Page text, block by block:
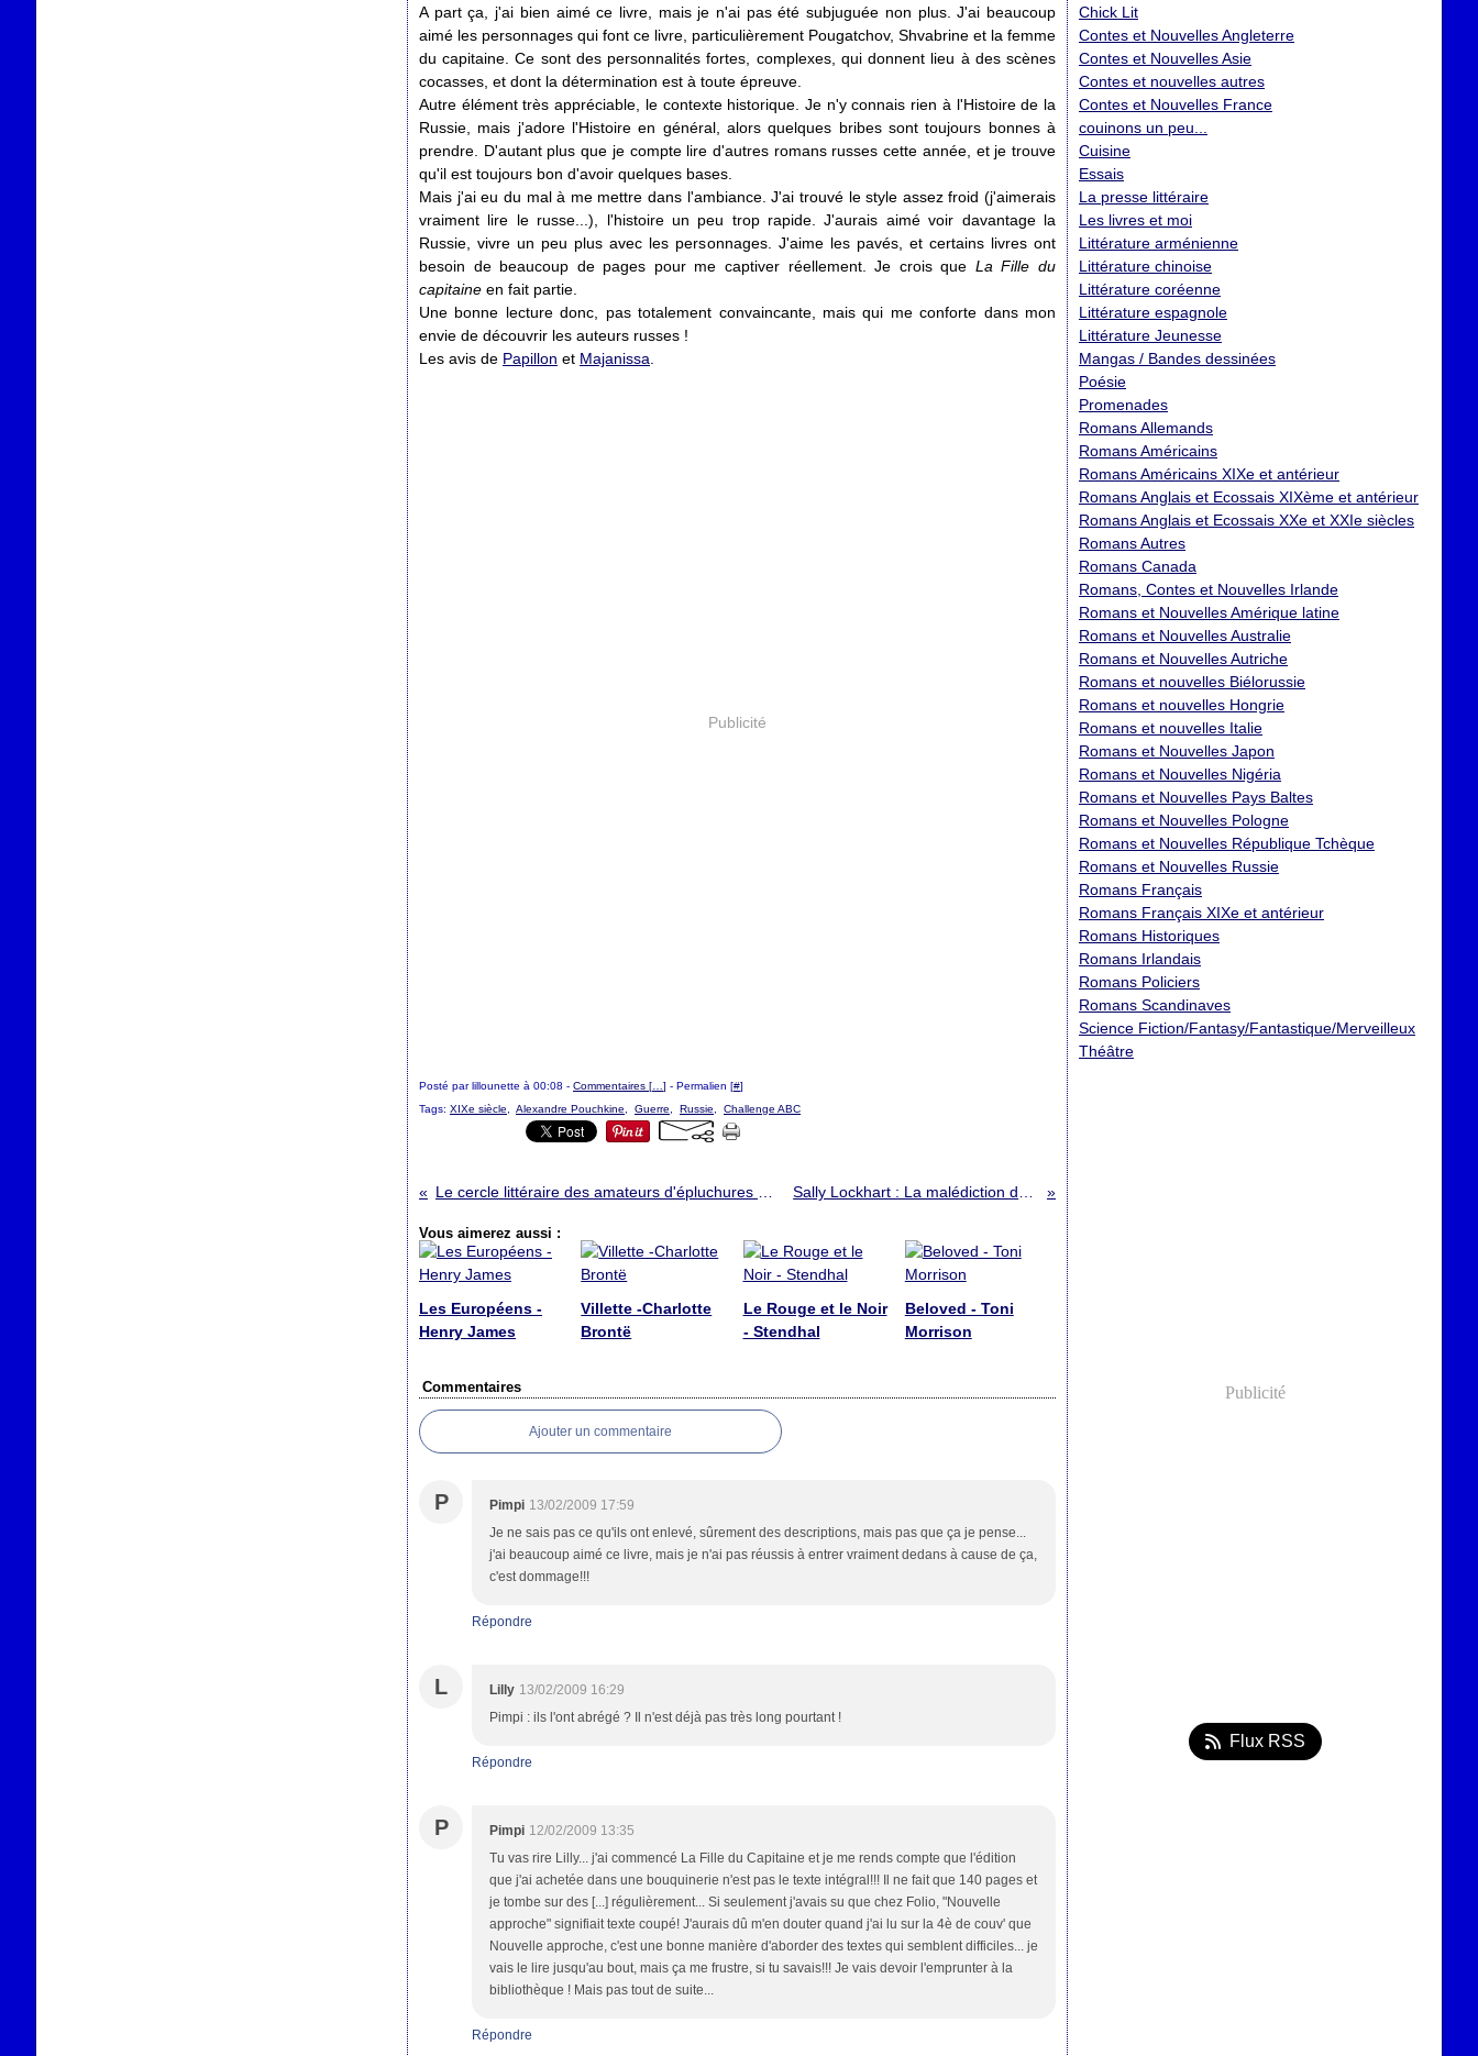
A part ça, j'ai bien aimé ce livre, mais je n'ai pas été subjuguée non plus. J'ai beaucoup
aimé les personnages qui font ce livre, particulièrement Pougatchov, Shvabrine et la femme
du capitaine. Ce sont des personnalités fortes, complexes, qui donnent lieu à des scènes
cocasses, et dont la détermination est à toute épreuve.
Autre élément très appréciable, le contexte historique. Je n'y connais rien à l'Histoire de la
Russie, mais j'adore l'Histoire en général, alors quelques bribes sont toujours bonnes à
prendre. D'autant plus que je compte lire d'autres romans russes cette année, et je trouve
qu'il est toujours bon d'avoir quelques bases.
Mais j'ai eu du mal à me mettre dans l'ambiance. J'ai trouvé le style assez froid (j'aimerais
vraiment lire le russe...), l'histoire un peu trop rapide. J'aurais aimé voir davantage la
Russie, vivre un peu plus avec les personnages. J'aime les pavés, et certains livres ont
besoin de beaucoup de pages pour me captiver réellement. Je crois que La Fille du
capitaine en fait partie.
Une bonne lecture donc, pas totalement convaincante, mais qui me conforte dans mon
envie de découvrir les auteurs russes !
Les avis de Papillon et Majanissa
Publicité
Posté par lillounette à 00:08 - Commentaires [ ] - Permalien [#]
Tags: XIXe siècle Alexandre Pouchkine Guerre Russie Challenge ABC
Vous aimerez aussi :
Les Européens -
Henry James
Villette -Charlotte
Brontë
Le Rouge et le Noir
- Stendhal
Beloved - Toni
Morrison
Commentaires
Ajouter un commentaire
P Pimpi 13/02/2009 17:59
Je ne sais pas ce qu'ils ont enlevé, sûrement des descriptions, mais pas que ça je pense...
j'ai beaucoup aimé ce livre, mais je n'ai pas réussis à entrer vraiment dedans à cause de ça,
c'est dommage!!!
Répondre
L Lilly 13/02/2009 16:29
Pimpi : ils l'ont abrégé ? Il n'est déjà pas très long pourtant !
Répondre
P Pimpi 12/02/2009 13:35
Tu vas rire Lilly... j'ai commencé La Fille du Capitaine et je me rends compte que l'édition
que j'ai achetée dans une bouquinerie n'est pas le texte intégral!!! Il ne fait que 140 pages et
je tombe sur des [...] régulièrement... Si seulement j'avais su que chez Folio, "Nouvelle
approche" signifiait texte coupé! J'aurais dû m'en douter quand j'ai lu sur la 4è de couv' que
Nouvelle approche, c'est une bonne manière d'aborder des textes qui semblent difficiles... je
vais le lire jusqu'au bout, mais ça me frustre, si tu savais!!! Je vais devoir l'emprunter à la
bibliothèque ! Mais pas tout de suite...
Répondre
Chick Lit
Contes et Nouvelles Angleterre
Contes et Nouvelles Asie
Contes et nouvelles autres
Contes et Nouvelles France
couinons un peu...
Cuisine
Essais
La presse littéraire
Les livres et moi
Littérature arménienne
Littérature chinoise
Littérature coréenne
Littérature espagnole
Littérature Jeunesse
Mangas / Bandes dessinées
Poésie
Promenades
Romans Allemands
Romans Américains
Romans Américains XIXe et antérieur
Romans Anglais et Ecossais XIXème et antérieur
Romans Anglais et Ecossais XXe et XXIe siècles
Romans Autres
Romans Canada
Romans, Contes et Nouvelles Irlande
Romans et Nouvelles Amérique latine
Romans et Nouvelles Australie
Romans et Nouvelles Autriche
Romans et nouvelles Biélorussie
Romans et nouvelles Hongrie
Romans et nouvelles Italie
Romans et Nouvelles Japon
Romans et Nouvelles Nigéria
Romans et Nouvelles Pays Baltes
Romans et Nouvelles Pologne
Romans et Nouvelles République Tchèque
Romans et Nouvelles Russie
Romans Français
Romans Français XIXe et antérieur
Romans Historiques
Romans Irlandais
Romans Policiers
Romans Scandinaves
Science Fiction/Fantasy/Fantastique/Merveilleux
Théâtre
Publicité
Flux RSS